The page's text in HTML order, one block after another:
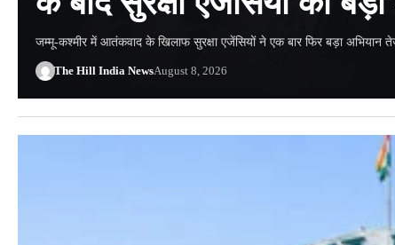
जम्मू-कश्मीर में आतंकवाद के खिलाफ सुरक्षा एजेंसियों ने एक बार फिर बड़ा
The Hill India NewsAugust 8, 2026